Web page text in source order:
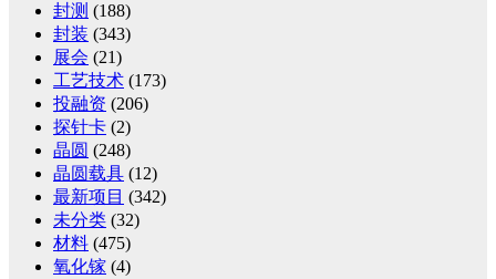
封测 (188)
封装 (343)
展会 (21)
工艺技术 (173)
投融资 (206)
探针卡 (2)
晶圆 (248)
晶圆载具 (12)
最新项目 (342)
未分类 (32)
材料 (475)
氧化镓 (4)